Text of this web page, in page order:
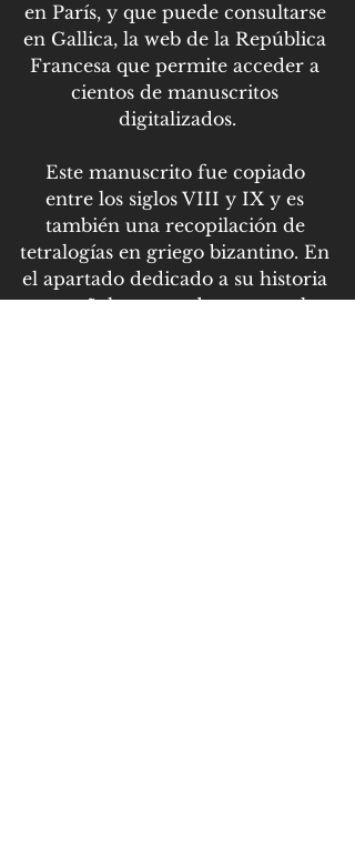
en París, y que puede consultarse
en Gallica, la web de la República
Francesa que permite acceder a
cientos de manuscritos
digitalizados.
Este manuscrito fue copiado
entre los siglos VIII y IX y es
también una recopilación de
tetralogías en griego bizantino. En
el apartado dedicado a su historia
se señala que se desconoce el